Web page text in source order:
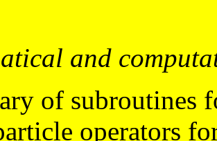
and
of subroutines
operators